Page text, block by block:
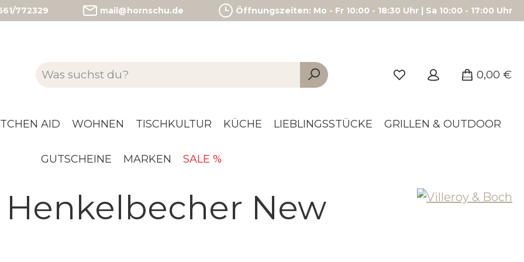
772329 mail@hornschu.de Öffnungszeiten: Mo - Fr 10:00 - 18:30 Uhr | Sa 10:00 - 17:00 Uhr
0,00 €
AID WOHNEN TISCHKULTUR KÜCHE LIEBLINGSSTÜCKE GRILLEN & OUTDOOR
GUTSCHEINE MARKEN SALE %
New